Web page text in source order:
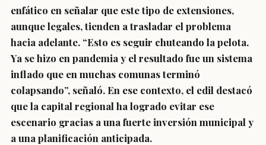
enfático en señalar que este tipo de extensiones,
aunque legales, tienden a trasladar el problema
hacia adelante. “Esto es seguir chuteando la pelota.
Ya se hizo en pandemia y el resultado fue un sistema
inflado que en muchas comunas terminó
colapsando”, señaló. En ese contexto, el edil destacó
que la capital regional ha logrado evitar ese
escenario gracias a una fuerte inversión municipal y
a una planificación anticipada.